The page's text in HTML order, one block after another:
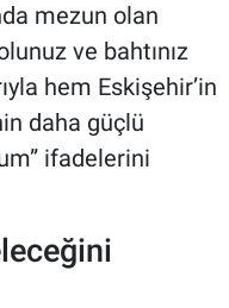
mezun olan
ve bahtınız
hem Eskişehir’in
daha güçlü
ifadelerini